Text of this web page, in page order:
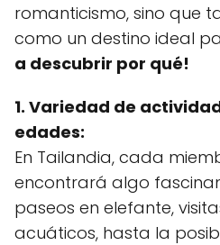
romanticismo, sino que
como un destino ideal
a descubrir por qué!
1. Variedad de
edades:
En Tailandia, cada
encontrará algo
paseos en elefante,
acuáticos, hasta la